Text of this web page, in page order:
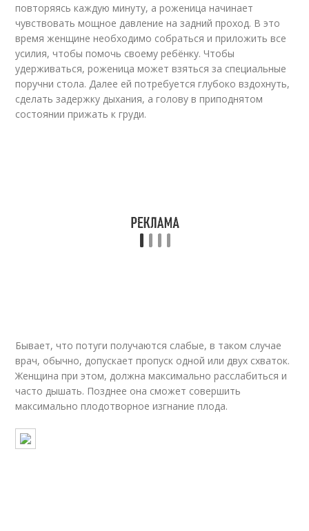
повторяясь каждую минуту, а роженица начинает
чувствовать мощное давление на задний проход. В это
время женщине необходимо собраться и приложить все
усилия, чтобы помочь своему ребёнку. Чтобы
удерживаться, роженица может взяться за специальные
поручни стола. Далее ей потребуется глубоко вздохнуть,
сделать задержку дыхания, а голову в приподнятом
состоянии прижать к груди.
Бывает, что потуги получаются слабые, в таком случае
врач, обычно, допускает пропуск одной или двух схваток.
Женщина при этом, должна максимально расслабиться и
часто дышать. Позднее она сможет совершить
максимально плодотворное изгнание плода.